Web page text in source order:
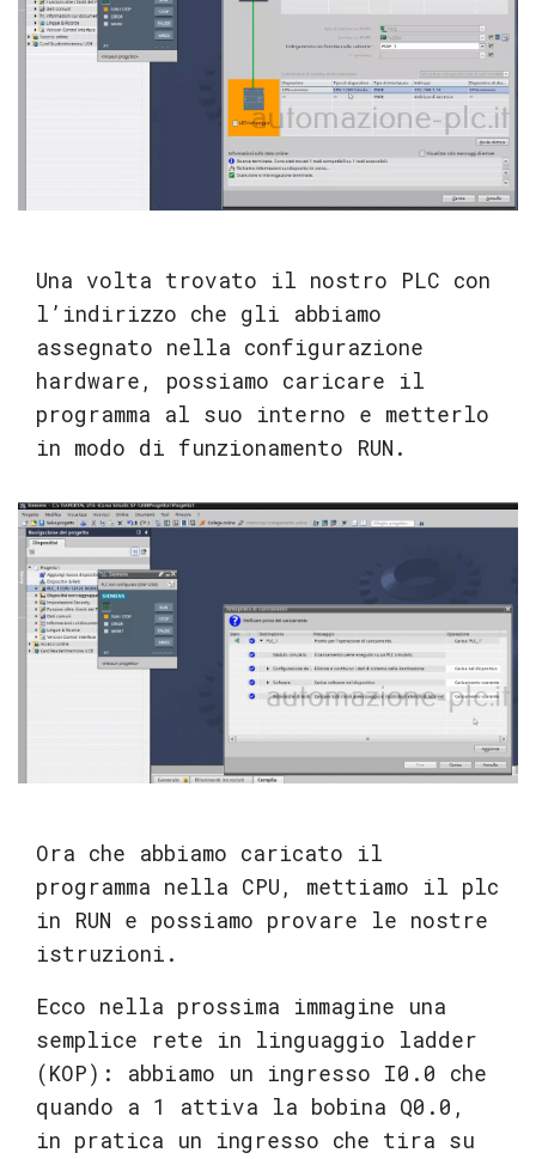
Una volta trovato il nostro PLC con
l’indirizzo che gli abbiamo
assegnato nella configurazione
hardware, possiamo caricare il
programma al suo interno e metterlo
in modo di funzionamento RUN.
Ora che abbiamo caricato il
programma nella CPU, mettiamo il plc
in RUN e possiamo provare le nostre
istruzioni.
Ecco nella prossima immagine una
semplice rete in linguaggio ladder
(KOP): abbiamo un ingresso I0.0 che
quando a 1 attiva la bobina Q0.0,
in pratica un ingresso che tira su